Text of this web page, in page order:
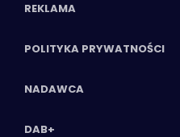
REKLAMA
POLITYKA PRYWATNOŚCI
NADAWCA
DAB+